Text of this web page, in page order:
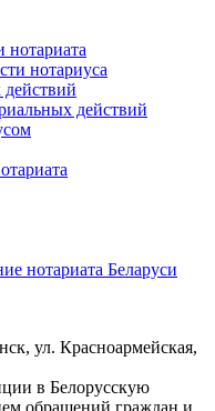
нотариата
нотариуса
действий
нотариата Беларуси
ул. Красноармейская,
в Белорусскую